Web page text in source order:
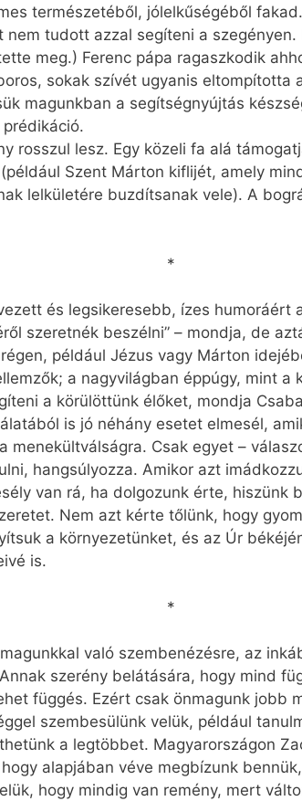
természetéből, jólelkűségéből
tudott azzal segíteni a
meg.) Ferenc pápa ragaszkodik
sokak szívét ugyanis eltompította
magunkban a segítségnyújtás
rosszul lesz. Egy közeli fa alá
Szent Márton kiflijét, amely
lelkületére buzdítsanak vele). A
*
és legsikeresebb, ízes humoráért
szeretnék beszélni” – mondja, de
például Jézus vagy Márton
a nagyvilágban éppúgy, mint
a körülöttünk élőket, mondja
is jó néhány esetet elmesél,
menekültválságra. Csak egyet –
hangsúlyozza. Amikor azt
van rá, ha dolgozunk érte, hiszünk
Nem azt kérte tőlünk, hogy
a környezetünket, és az Úr
is.
*
való szembenézésre, az
szerény belátására, hogy mind
függés. Ezért csak önmagunk jobb
szembesülünk velük, például
a legtöbbet. Magyarországon
alapjában véve megbízunk
hogy mindig van remény, mert